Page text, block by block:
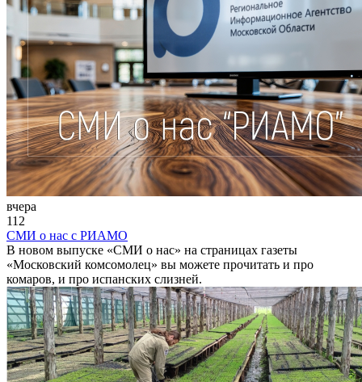
вчера
112
СМИ о нас с РИАМО
В новом выпуске «СМИ о нас» на страницах газеты
«Московский комсомолец» вы можете прочитать и про
комаров, и про испанских слизней.